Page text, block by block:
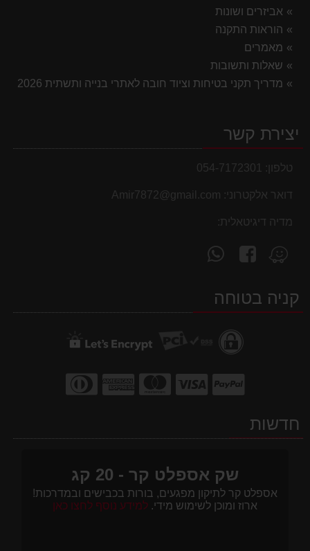
אביזרים ושונות
הוראות התקנה
מאמרים
שאלות ותשובות
מדריך תקני בטיחות וציוד חובה לאתרי בנייה ותשתית 2026
יצירת קשר
טלפון: 054-7172301
דואר אלקטרוני: Amir7872@gmail.com
מדיה דיגיטאלית:
מצא
אותנו
Waze
עקוב
אחרינו
facebookקניה בטוחה
חדשות
שק אספלט קר - 20 קג
אספלט קר לתיקון מפגעים, בורות בכבישים ובמדרכות!
ארוז ומוכן לשימוש מידי. למידע נוסף לחצו כאן